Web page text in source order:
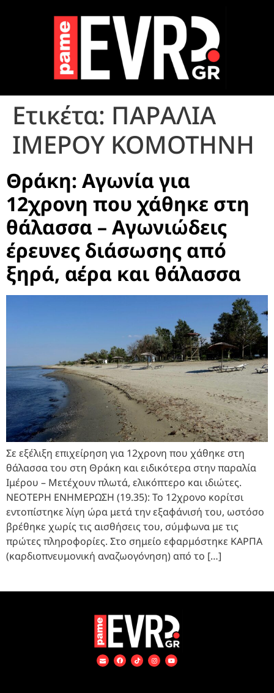
Ετικέτα: ΠΑΡΑΛΙΑ
ΙΜΕΡΟΥ ΚΟΜΟΤΗΝΗ
Θράκη: Αγωνία για
12χρονη που χάθηκε στη
θάλασσα – Αγωνιώδεις
έρευνες διάσωσης από
ξηρά, αέρα και θάλασσα
Σε εξέλιξη επιχείρηση για 12χρονη που χάθηκε στη
θάλασσα του στη Θράκη και ειδικότερα στην παραλία
Ιμέρου – Μετέχουν πλωτά, ελικόπτερο και ιδιώτες.
ΝΕΟΤΕΡΗ ΕΝΗΜΕΡΩΣΗ (19.35): Το 12χρονο κορίτσι
εντοπίστηκε λίγη ώρα μετά την εξαφάνισή του, ωστόσο
βρέθηκε χωρίς τις αισθήσεις του, σύμφωνα με τις
πρώτες πληροφορίες. Στο σημείο εφαρμόστηκε ΚΑΡΠΑ
(καρδιοπνευμονική αναζωογόνηση) από το […]